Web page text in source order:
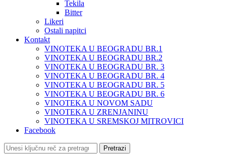
Tekila
Bitter
Likeri
Ostali napitci
Kontakt
VINOTEKA U BEOGRADU BR.1
VINOTEKA U BEOGRADU BR.2
VINOTEKA U BEOGRADU BR. 3
VINOTEKA U BEOGRADU BR. 4
VINOTEKA U BEOGRADU BR. 5
VINOTEKA U BEOGRADU BR. 6
VINOTEKA U NOVOM SADU
VINOTEKA U ZRENJANINU
VINOTEKA U SREMSKOJ MITROVICI
Facebook